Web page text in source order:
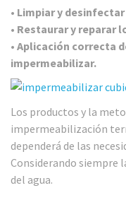
• Limpiar y
• Restaurar y reparar
• Aplicación correcta
impermeabilizar.
Los productos y la
impermeabilización
dependerá de las
Considerando siempre
del agua.